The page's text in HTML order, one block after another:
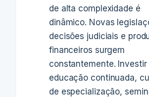
de alta complexidade é
dinâmico. Novas
decisões judiciais e
financeiros surgem
constantemente. Investir
educação continuada,
de especialização,